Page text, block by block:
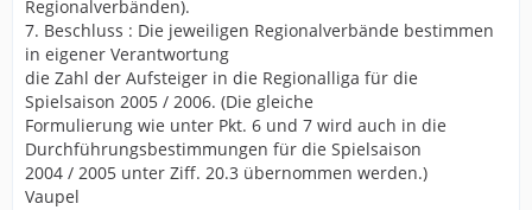
Regionalverbänden).
7. Beschluss : Die jeweiligen Regionalverbände bestimmen
in eigener Verantwortung
die Zahl der Aufsteiger in die Regionalliga für die
Spielsaison 2005 / 2006. (Die gleiche
Formulierung wie unter Pkt. 6 und 7 wird auch in die
Durchführungsbestimmungen für die Spielsaison
2004 / 2005 unter Ziff. 20.3 übernommen werden.)
Vaupel